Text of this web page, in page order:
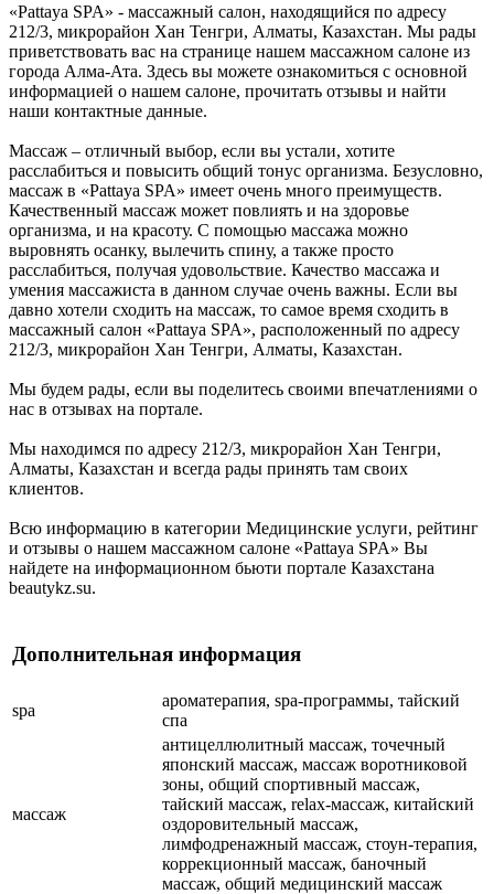
«Pattaya SPA» - массажный салон, находящийся по адресу
212/3, микрорайон Хан Тенгри, Алматы, Казахстан. Мы рады
приветствовать вас на странице нашем массажном салоне из
города Алма-Ата. Здесь вы можете ознакомиться с основной
информацией о нашем салоне, прочитать отзывы и найти
наши контактные данные.
Массаж – отличный выбор, если вы устали, хотите
расслабиться и повысить общий тонус организма. Безусловно,
массаж в «Pattaya SPA» имеет очень много преимуществ.
Качественный массаж может повлиять и на здоровье
организма, и на красоту. С помощью массажа можно
выровнять осанку, вылечить спину, а также просто
расслабиться, получая удовольствие. Качество массажа и
умения массажиста в данном случае очень важны. Если вы
давно хотели сходить на массаж, то самое время сходить в
массажный салон «Pattaya SPA», расположенный по адресу
212/3, микрорайон Хан Тенгри, Алматы, Казахстан.
Мы будем рады, если вы поделитесь своими впечатлениями о
нас в отзывах на портале.
Мы находимся по адресу 212/3, микрорайон Хан Тенгри,
Алматы, Казахстан и всегда рады принять там своих
клиентов.
Всю информацию в категории Медицинские услуги, рейтинг
и отзывы о нашем массажном салоне «Pattaya SPA» Вы
найдете на информационном бьюти портале Казахстана
beautykz.su.
Дополнительная информация
spa
ароматерапия, spa-программы, тайский
спа
массаж
антицеллюлитный массаж, точечный
японский массаж, массаж воротниковой
зоны, общий спортивный массаж,
тайский массаж, relax-массаж, китайский
оздоровительный массаж,
лимфодренажный массаж, стоун-терапия,
коррекционный массаж, баночный
массаж, общий медицинский массаж